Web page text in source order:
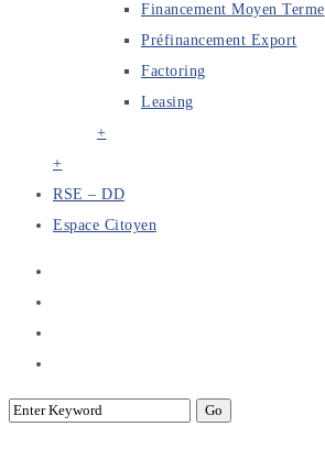
Financement Moyen Terme
Préfinancement Export
Factoring
Leasing
+
+
RSE – DD
Espace Citoyen